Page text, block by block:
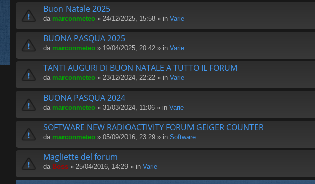
Buon Natale 2025
da marconmeteo » 24/12/2025, 15:58 » in Varie
BUONA PASQUA 2025
da marconmeteo » 19/04/2025, 20:42 » in Varie
TANTI AUGURI DI BUON NATALE A TUTTO IL FORUM
da marconmeteo » 23/12/2024, 22:22 » in Varie
BUONA PASQUA 2024
da marconmeteo » 31/03/2024, 11:06 » in Varie
SOFTWARE NEW RADIOACTIVITY FORUM GEIGER COUNTER
da marconmeteo » 05/09/2016, 23:29 » in Software
Magliette del forum
da Boss » 25/04/2016, 14:29 » in Varie